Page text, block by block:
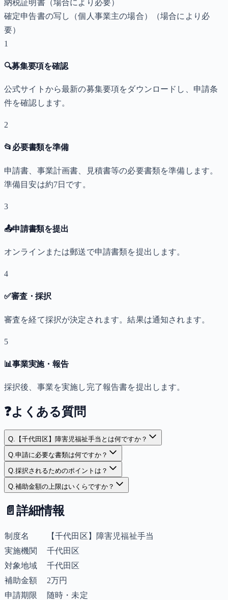
納税証明書（場合により必要）
確定申告書の写し（個人事業主の場合）
（場合により必
要）
1
🔍募集要項を確認
公式サイトから最新の募集要項をダウンロードし、申請条
件を確認します。
2
📂 必要書類を準備
申請書、事業計画書、見積書等の必要書類を準備します。
準備目安は約7日です。
3
📤申請書類を提出
オンラインまたは郵送で申請書類を提出します。
4
✅審査・採択
審査を経て採択が決定されます。結果は通知されます。
5
📊事業実施・報告
採択後、事業を実施し完了報告書を提出します。
❓よくある質問
Q. 【千代田区】障害児福祉手当とは何ですか？
Q.申請に必要な書類は何ですか？
Q.採択されるためのポイントは？
Q.補助金額の上限はいくらですか？
📄 詳細情報
制度名
【千代田区】障害児福祉手当
実施機関
千代田区
対象地域
千代田区
補助金額
2万円
申請期限
随時・未定